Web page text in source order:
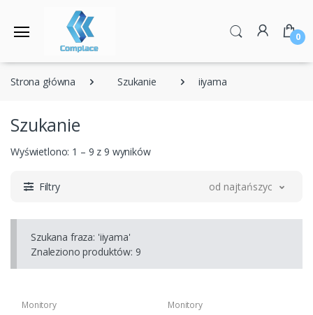
0
Strona główna Szukanie iiyama
Szukanie
Wyświetlono: 1 – 9 z 9 wyników
Filtry od najtańszych
Szukana fraza: 'iiyama'
Znaleziono produktów: 9
Monitory
Monitory